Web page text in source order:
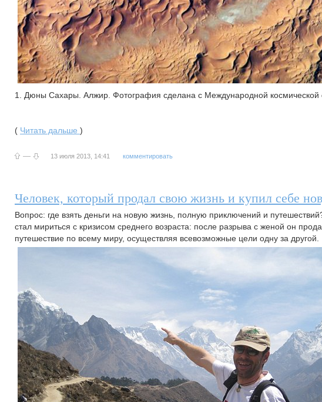
1. Дюны Сахары. Алжир. Фотография сделана с Международной космической
( Читать дальше )
— 13 июля 2013, 14:41 комментировать
Человек, который продал свою жизнь и купил себе
Вопрос: где взять деньги на новую жизнь, полную приключений и
стал мириться с кризисом среднего возраста: после разрыва с женой он
путешествие по всему миру, осуществляя всевозможные цели одну за другой.